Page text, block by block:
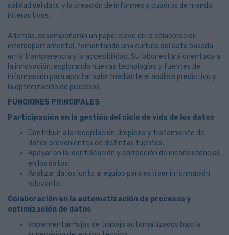
calidad del dato y la creación de informes y cuadros de mando
interactivos.
Además, desempeñarán un papel clave en la colaboración
interdepartamental, fomentando una cultura del dato basada
en la transparencia y la accesibilidad. Su labor estará orientada a
la innovación, explorando nuevas tecnologías y fuentes de
información para aportar valor mediante el análisis predictivo y
la optimización de procesos.
FUNCIONES PRINCIPALES
Participación en la gestión del ciclo de vida de los datos
Contribuir a la recopilación, limpieza y tratamiento de
datos provenientes de distintas fuentes.
Apoyar en la identificación y corrección de inconsistencias
en los datos.
Analizar datos junto al equipo para extraer información
relevante.
Colaboración en la automatización de procesos y
optimización de datos
Implementar flujos de trabajo automatizados bajo la